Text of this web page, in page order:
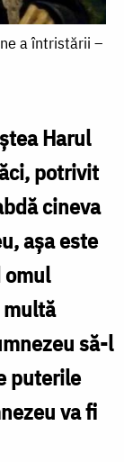
a întristării –
Harul
potrivit
cineva
așa este
omul
multă
să-l
puterile
va fi